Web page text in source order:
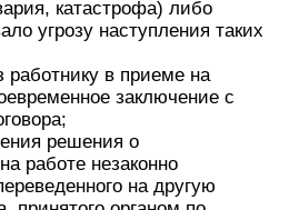
катастрофа) либо
угрозу наступления таких
работнику в приеме на
заключение с
решения о
работе незаконно
на другую